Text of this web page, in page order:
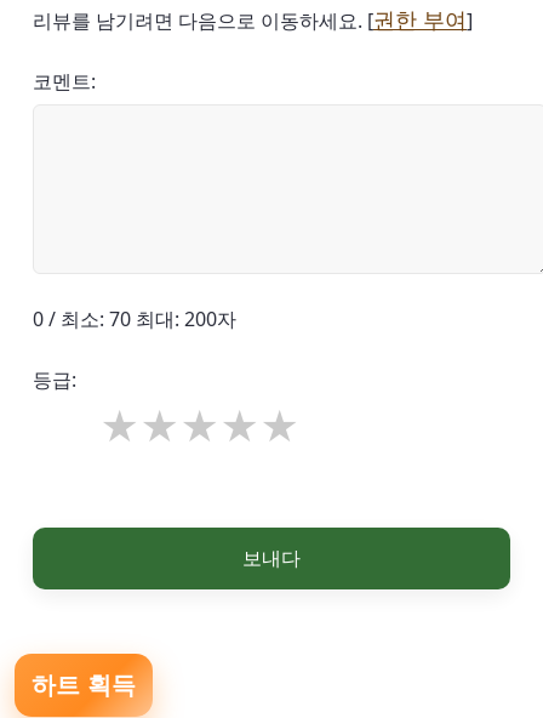
리뷰를 남기려면 다음으로 이동하세요. [권한 부여]
코멘트:
0 / 최소: 70 최대: 200자
등급:
보내다
하트 획득